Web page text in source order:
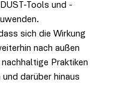
Tools und -
sich die Wirkung
nach außen
Praktiken
darüber hinaus